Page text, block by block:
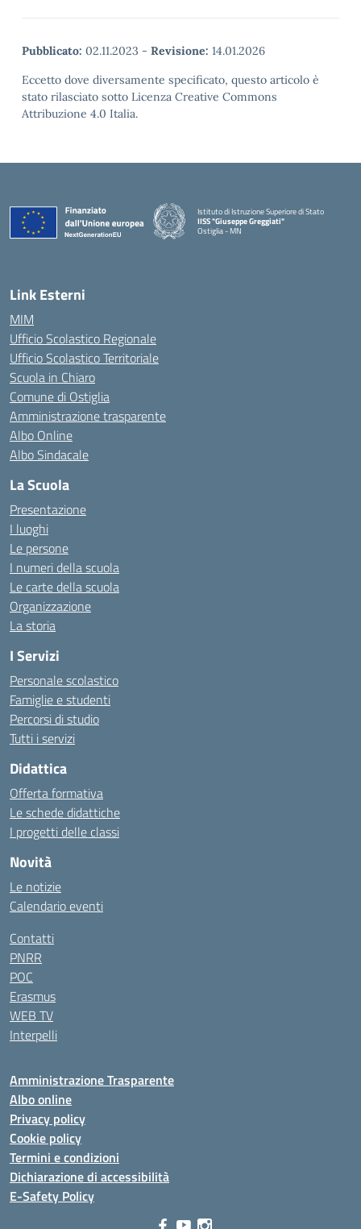
Pubblicato: 02.11.2023 - Revisione: 14.01.2026
Eccetto dove diversamente specificato, questo articolo è
stato rilasciato sotto Licenza Creative Commons
Attribuzione 4.0 Italia.
Istituto di Istruzione Superiore di Stato
IISS "Giuseppe Greggiati"
Ostiglia - MN
Link Esterni
MIM
Ufficio Scolastico Regionale
Ufficio Scolastico Territoriale
Scuola in Chiaro
Comune di Ostiglia
Amministrazione trasparente
Albo Online
Albo Sindacale
La Scuola
Presentazione
I luoghi
Le persone
I numeri della scuola
Le carte della scuola
Organizzazione
La storia
I Servizi
Personale scolastico
Famiglie e studenti
Percorsi di studio
Tutti i servizi
Didattica
Offerta formativa
Le schede didattiche
I progetti delle classi
Novità
Le notizie
Calendario eventi
Contatti
PNRR
POC
Erasmus
WEB TV
Interpelli
Amministrazione Trasparente
Albo online
Privacy policy
Cookie policy
Termini e condizioni
Dichiarazione di accessibilità
E-Safety Policy